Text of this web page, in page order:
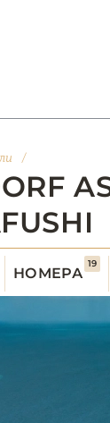
/
НОМЕРА
19